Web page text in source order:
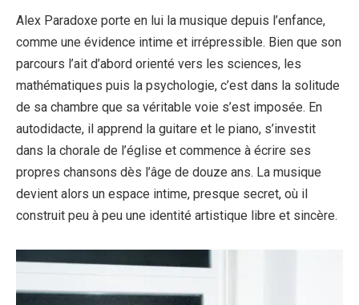
Alex Paradoxe porte en lui la musique depuis l’enfance,
comme une évidence intime et irrépressible. Bien que son
parcours l’ait d’abord orienté vers les sciences, les
mathématiques puis la psychologie, c’est dans la solitude
de sa chambre que sa véritable voie s’est imposée. En
autodidacte, il apprend la guitare et le piano, s’investit
dans la chorale de l’église et commence à écrire ses
propres chansons dès l’âge de douze ans. La musique
devient alors un espace intime, presque secret, où il
construit peu à peu une identité artistique libre et sincère.